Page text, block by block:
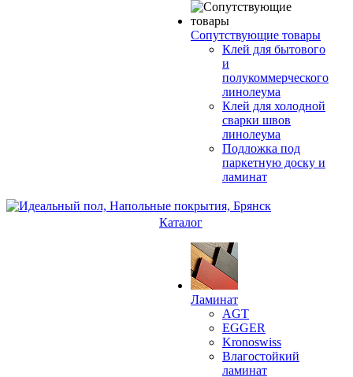
Сопутствующие товары
Клей для бытового
и
полукоммерческого
линолеума
Клей для холодной
сварки швов
линолеума
Подложка под
паркетную доску и
ламинат
Каталог
Ламинат
AGT
EGGER
Kronoswiss
Влагостойкий
ламинат